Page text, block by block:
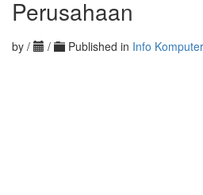
Perusahaan
by / / Published in Info Komputer